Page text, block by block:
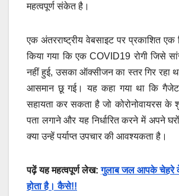
महत्वपूर्ण संकेत है।
एक अंतरराष्ट्रीय वेबसाइट पर प्रकाशित एक
किया गया कि एक COVID19 रोगी जिसे
नहीं हुई, उसका ऑक्सीजन का स्तर गिर रहा
आसमान छू गई। यह कहा गया था कि गैजेट
सहायता कर सकता है जो कोरोनोवायरस के
पता लगाने और यह निर्धारित करने में अपने
क्या उन्हें पर्याप्त उपचार की आवश्यकता है।
पढ़ें यह महत्वपूर्ण लेख:गुलाब जल आपके चेहरे
होता है। कैसे!!